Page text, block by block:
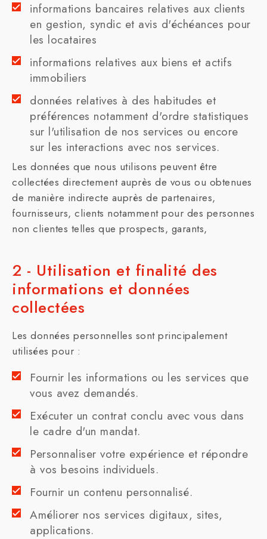
informations bancaires relatives aux clients
en gestion, syndic et avis d'échéances pour
les locataires
informations relatives aux biens et actifs
immobiliers
données relatives à des habitudes et
préférences notamment d'ordre statistiques
sur l'utilisation de nos services ou encore
sur les interactions avec nos services.
Les données que nous utilisons peuvent être
collectées directement auprès de vous ou obtenues
de manière indirecte auprès de partenaires,
fournisseurs, clients notamment pour des personnes
non clientes telles que prospects, garants,
2 - Utilisation et finalité des
informations et données
collectées
Les données personnelles sont principalement
utilisées pour :
Fournir les informations ou les services que
vous avez demandés.
Exécuter un contrat conclu avec vous dans
le cadre d'un mandat.
Personnaliser votre expérience et répondre
à vos besoins individuels.
Fournir un contenu personnalisé.
Améliorer nos services digitaux, sites,
applications.